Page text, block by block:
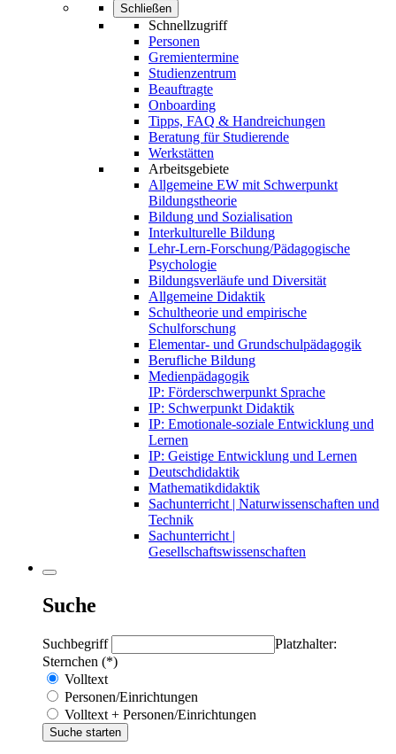
Schließen
Schnellzugriff
Personen
Gremientermine
Studienzentrum
Beauftragte
Onboarding
Tipps, FAQ & Handreichungen
Beratung für Studierende
Werkstätten
Arbeitsgebiete
Allgemeine EW mit Schwerpunkt
Bildungstheorie
Bildung und Sozialisation
Interkulturelle Bildung
Lehr-Lern-Forschung/Pädagogische
Psychologie
Bildungsverläufe und Diversität
Allgemeine Didaktik
Schultheorie und empirische
Schulforschung
Elementar- und Grundschulpädagogik
Berufliche Bildung
Medienpädagogik
IP: Förderschwerpunkt Sprache
IP: Schwerpunkt Didaktik
IP: Emotionale-soziale Entwicklung und
Lernen
IP: Geistige Entwicklung und Lernen
Deutschdidaktik
Mathematikdidaktik
Sachunterricht | Naturwissenschaften und
Technik
Sachunterricht |
Gesellschaftswissenschaften
Suche
Suchbegriff
Platzhalter:
Sternchen (*)
Volltext
Personen/Einrichtungen
Volltext + Personen/Einrichtungen